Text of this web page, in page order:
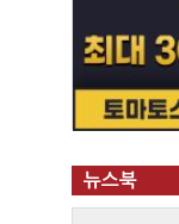
뉴스북